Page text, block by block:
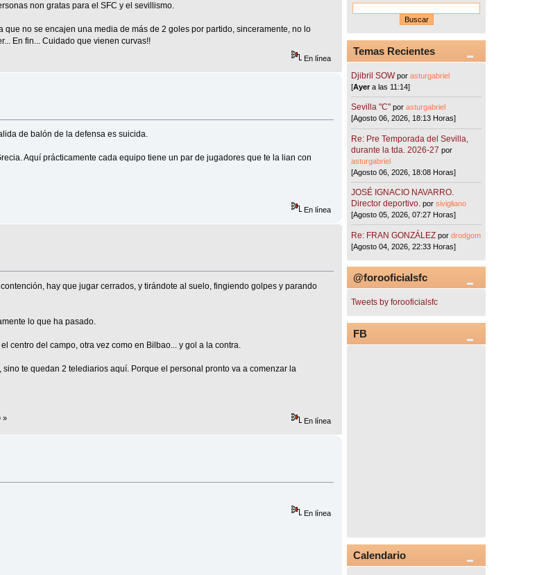
non gratas para el SFC y el sevillismo.
que no se encajen una media de más de 2 goles por partido, sinceramente, no lo
En fin... Cuidado que vienen curvas!!
En línea
de balón de la defensa es suicida.
Aquí prácticamente cada equipo tiene un par de jugadores que te la lian con
En línea
hay que jugar cerrados, y tirándote al suelo, fingiendo golpes y parando
lo que ha pasado.
centro del campo, otra vez como en Bilbao... y gol a la contra.
te quedan 2 telediarios aquí. Porque el personal pronto va a comenzar la
» En línea
En línea
Temas Recientes
Djibril SOW porasturgabriel
[Ayera las 11:14]
Sevilla "C"porasturgabriel
[Agosto 06, 2026, 18:13 Horas]
Re: Pre Temporada del Sevilla,
durante la tda. 2026-27 por
asturgabriel
[Agosto 06, 2026, 18:08 Horas]
JOSÉ IGNACIO NAVARRO.
Director deportivo. porsivigliano
[Agosto 05, 2026, 07:27 Horas]
Re: FRAN GONZÁLEZ pordrodgom
[Agosto 04, 2026, 22:33 Horas]
@forooficialsfc
Tweets by forooficialsfc
FB
Calendario